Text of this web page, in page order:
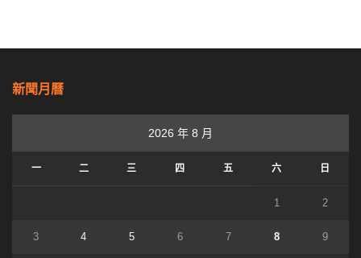
新聞月曆
2026 年 8 月
一 二 三 四 五 六 日
1 2
3 4 5 6 7 8 9